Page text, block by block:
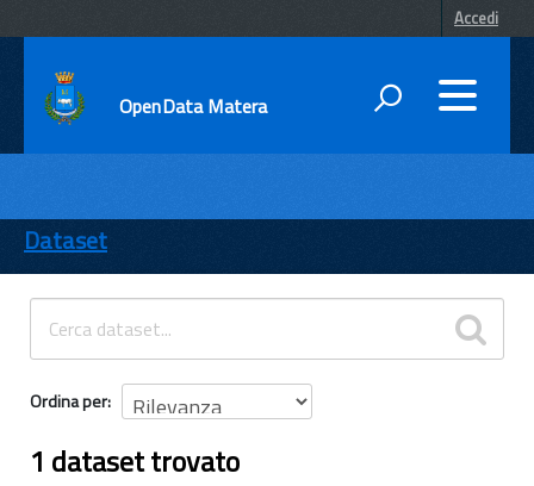
Accedi
OpenData Matera
ENTI
TEMI
INFORMAZIONI
Dataset
Ordina per
1 dataset trovato